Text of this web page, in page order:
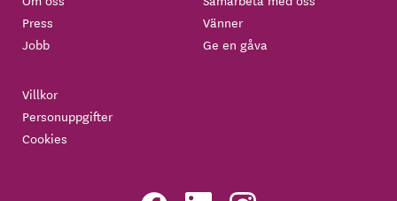
Press
Jobb
Vänner
Ge en gåva
Villkor
Personuppgifter
Cookies